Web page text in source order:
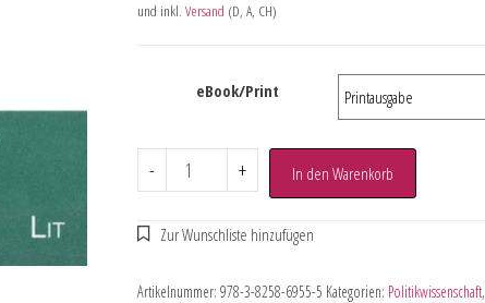
und inkl. Versand (D, A, CH)
eBook/Print
- + In den Warenkorb
Artikelnummer: 978-3-8258-6955-5 Kategorien: Politikwissenschaft,